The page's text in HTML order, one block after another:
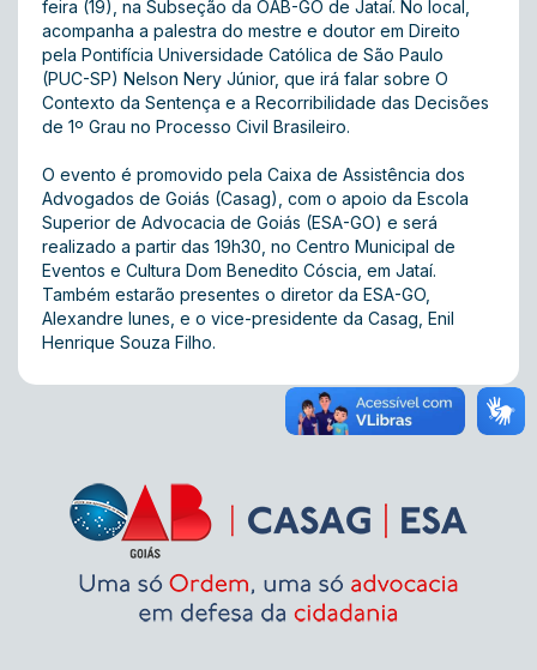
feira (19), na Subseção da OAB-GO de Jataí. No local,
acompanha a palestra do mestre e doutor em Direito
pela Pontifícia Universidade Católica de São Paulo
(PUC-SP) Nelson Nery Júnior, que irá falar sobre O
Contexto da Sentença e a Recorribilidade das Decisões
de 1º Grau no Processo Civil Brasileiro.
O evento é promovido pela Caixa de Assistência dos
Advogados de Goiás (Casag), com o apoio da Escola
Superior de Advocacia de Goiás (ESA-GO) e será
realizado a partir das 19h30, no Centro Municipal de
Eventos e Cultura Dom Benedito Cóscia, em Jataí.
Também estarão presentes o diretor da ESA-GO,
Alexandre Iunes, e o vice-presidente da Casag, Enil
Henrique Souza Filho.